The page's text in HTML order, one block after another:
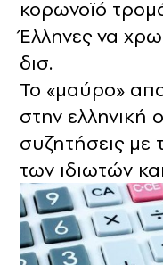
κορωνοϊό
Έλληνες να
δισ.
Το «μαύρο»
στην ελληνική
συζητήσεις με
των ιδιωτών